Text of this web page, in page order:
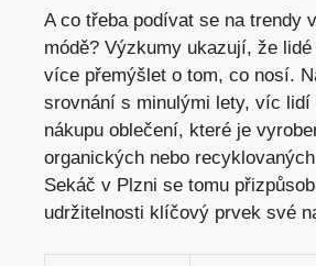
A co třeba podívat se na trendy
módě? Výzkumy ukazují, že
více přemýšlet o tom, co nosí.
srovnání s minulými lety, víc lidí
nákupu oblečení, které je
organických nebo
Sekáč v Plzni se tomu
udržitelnosti klíčový prvek své